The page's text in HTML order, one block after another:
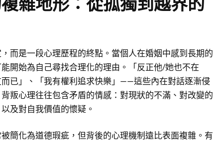
而是一段心理歷程的終點。當個人在婚姻中感到長期的
開始為自己尋找合理化的理由。「反正他/她也不在
已」、「我有權利追求快樂」——這些內在對話逐漸侵
叛心理往往包含矛盾的情感：對現狀的不滿、對改變的
及對自我價值的懷疑。
簡化為道德瑕疵，但背後的心理機制遠比表面複雜。有